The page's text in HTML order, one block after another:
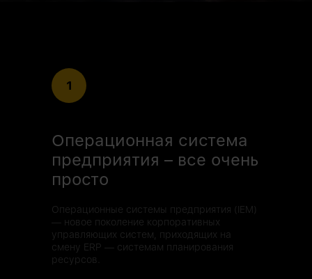
1
Операционная система
предприятия – все очень
просто
Операционные системы предприятия (IEM)
— новое поколение корпоративных
управляющих систем, приходящих на
смену ERP — системам планирования
ресурсов.